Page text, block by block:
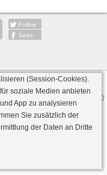
Follow
Seite
Spieler: 501.048 ·
Server:136)
(Session-Cookies).
soziale Medien anbieten
App zu analysieren
Sie zusätzlich der
der Daten an Dritte